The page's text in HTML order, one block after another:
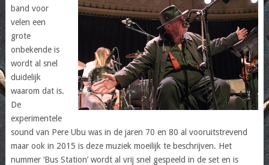
band voor
velen een
grote
onbekende is
wordt al snel
duidelijk
waarom dat is.
De
experimentele
sound van Pere Ubu was in de jaren 70 en 80 al vooruitstrevend
maar ook in 2015 is deze muziek moeilijk te beschrijven. Het
nummer ‘Bus Station’ wordt al vrij snel gespeeld in de set en is